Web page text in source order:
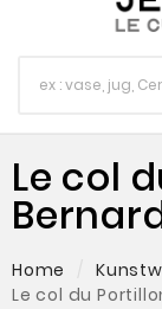
Le col
Home
Le col du